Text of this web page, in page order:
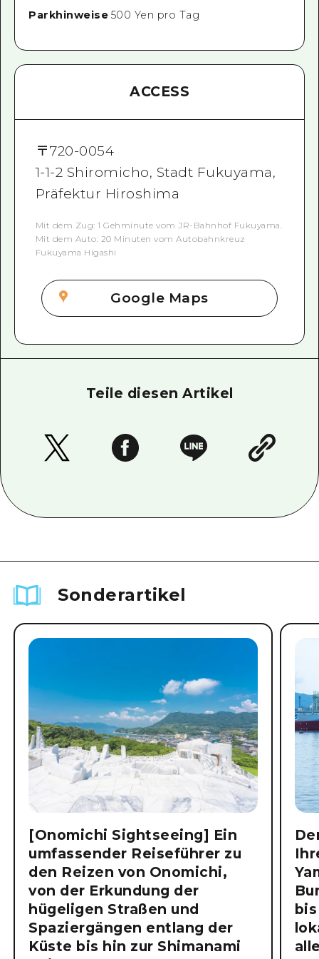
Parkhinweise 500 Yen pro Tag
ACCESS
〒720-0054
1-1-2 Shiromicho, Stadt Fukuyama,
Präfektur Hiroshima
Mit dem Zug: 1 Gehminute vom JR-Bahnhof Fukuyama.
Mit dem Auto: 20 Minuten vom Autobahnkreuz
Fukuyama Higashi
Google Maps
Teile diesen Artikel
Sonderartikel
[Onomichi Sightseeing] Ein
umfassender Reiseführer zu
den Reizen von Onomichi,
von der Erkundung der
hügeligen Straßen und
Spaziergängen entlang der
Küste bis hin zur Shimanami